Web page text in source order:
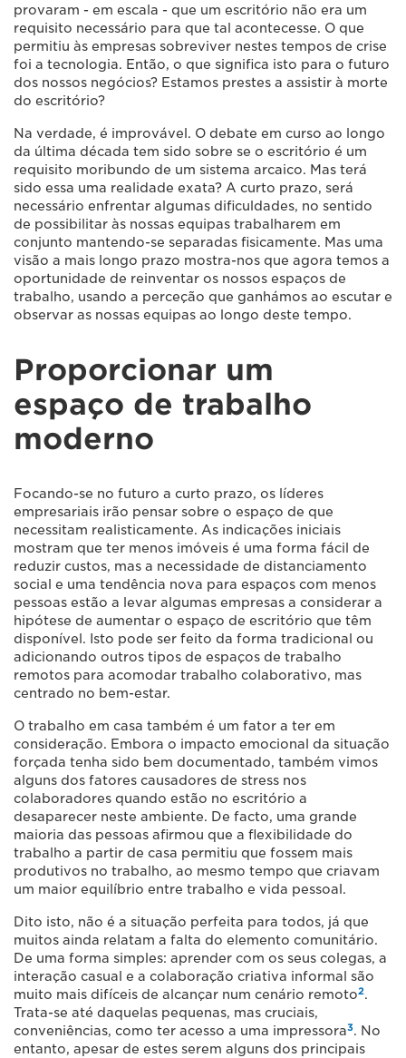
provaram - em escala - que um escritório não era um
requisito necessário para que tal acontecesse. O que
permitiu às empresas sobreviver nestes tempos de crise
foi a tecnologia. Então, o que significa isto para o futuro
dos nossos negócios? Estamos prestes a assistir à morte
do escritório?
Na verdade, é improvável. O debate em curso ao longo
da última década tem sido sobre se o escritório é um
requisito moribundo de um sistema arcaico. Mas terá
sido essa uma realidade exata? A curto prazo, será
necessário enfrentar algumas dificuldades, no sentido
de possibilitar às nossas equipas trabalharem em
conjunto mantendo-se separadas fisicamente. Mas uma
visão a mais longo prazo mostra-nos que agora temos a
oportunidade de reinventar os nossos espaços de
trabalho, usando a perceção que ganhámos ao escutar e
observar as nossas equipas ao longo deste tempo.
Proporcionar um
espaço de trabalho
moderno
Focando-se no futuro a curto prazo, os líderes
empresariais irão pensar sobre o espaço de que
necessitam realisticamente. As indicações iniciais
mostram que ter menos imóveis é uma forma fácil de
reduzir custos, mas a necessidade de distanciamento
social e uma tendência nova para espaços com menos
pessoas estão a levar algumas empresas a considerar a
hipótese de aumentar o espaço de escritório que têm
disponível. Isto pode ser feito da forma tradicional ou
adicionando outros tipos de espaços de trabalho
remotos para acomodar trabalho colaborativo, mas
centrado no bem-estar.
O trabalho em casa também é um fator a ter em
consideração. Embora o impacto emocional da situação
forçada tenha sido bem documentado, também vimos
alguns dos fatores causadores de stress nos
colaboradores quando estão no escritório a
desaparecer neste ambiente. De facto, uma grande
maioria das pessoas afirmou que a flexibilidade do
trabalho a partir de casa permitiu que fossem mais
produtivos no trabalho, ao mesmo tempo que criavam
um maior equilíbrio entre trabalho e vida pessoal.
Dito isto, não é a situação perfeita para todos, já que
muitos ainda relatam a falta do elemento comunitário.
De uma forma simples: aprender com os seus colegas, a
interação casual e a colaboração criativa informal são
muito mais difíceis de alcançar num cenário remoto2.
Trata-se até daquelas pequenas, mas cruciais,
conveniências, como ter acesso a uma impressora3. No
entanto, apesar de estes serem alguns dos principais